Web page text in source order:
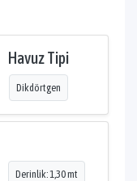
Havuz Tipi
Dikdörtgen
Derinlik: 1,30 mt